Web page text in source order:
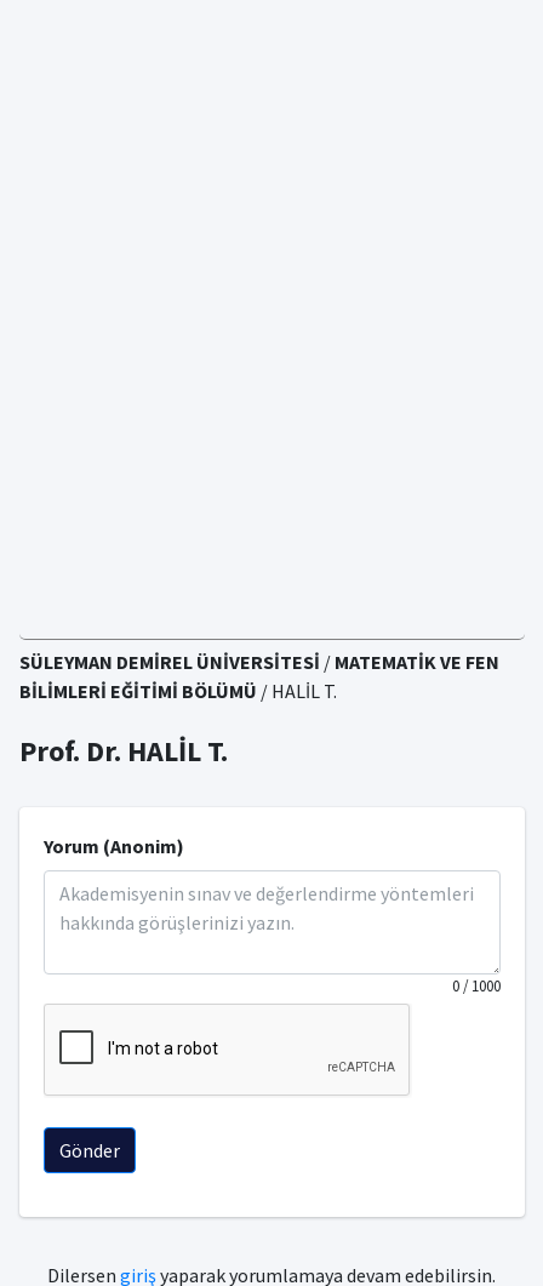
SÜLEYMAN DEMİREL ÜNİVERSİTESİ / MATEMATİK VE FEN
BİLİMLERİ EĞİTİMİ BÖLÜMÜ / HALİL T.
Prof. Dr. HALİL T.
Yorum (Anonim)
0/ 1000
Gönder
Dilersen girişyaparak yorumlamaya devam edebilirsin.